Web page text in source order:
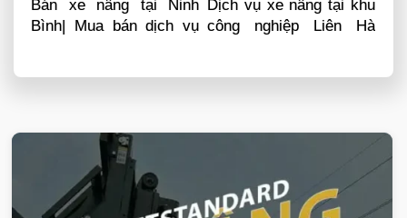
VIETSTANDARD VIỆT NAM
Xe-nang
Bán xe nâng tại Ninh
Bình| Mua bán dịch vụ
Dịch vụ xe nâng tại khu
công nghiệp Liên Hà